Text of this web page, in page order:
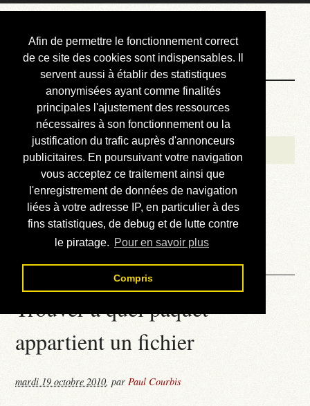
Afin de permettre le fonctionnement correct
de ce site des cookies sont indispensables. Il
servent aussi à établir des statistiques
anonymisées ayant comme finalités
principales l'ajustement des ressources
nécessaires à son fonctionnement ou la
justification du trafic auprès d'annonceurs
publicitaires. En poursuivant votre navigation
vous acceptez ce traitement ainsi que
l'enregistrement de données de navigation
liées à votre adresse IP, en particulier à des
fins statistiques, de debug et de lutte contre
le piratage. Pour en savoir plus
Compris
Courbis, « LE »
Blog Officiel
Bienvenue
Réalisations
Divers (et d’été)
Annonces
Liens externes
Téléchargement
Contact
Trouver à quel paquet
appartient un fichier
mardi 19 octobre 2010,parPaul Courbis